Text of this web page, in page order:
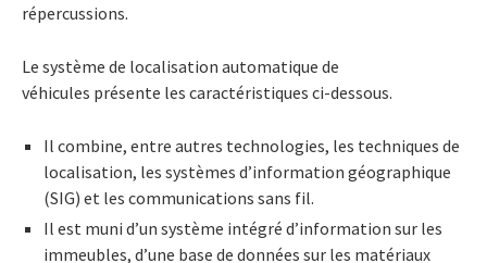
répercussions.
Le système de localisation automatique de
véhicules présente les caractéristiques ci-dessous.
Il combine, entre autres technologies, les techniques de
localisation, les systèmes d’information géographique
(SIG) et les communications sans fil.
Il est muni d’un système intégré d’information sur les
immeubles, d’une base de données sur les matériaux